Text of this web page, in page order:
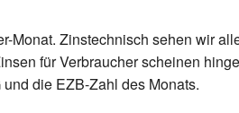
Monat. Zinstechnisch sehen wir
für Verbraucher scheinen
die EZB-Zahl des Monats.